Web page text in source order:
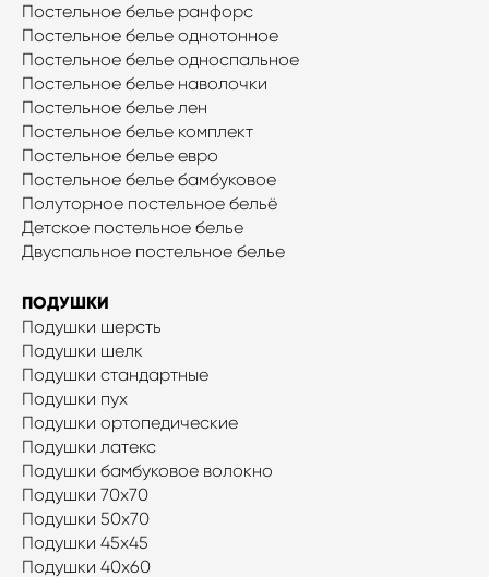
Постельное белье ранфорс
Постельное белье однотонное
Постельное белье односпальное
Постельное белье наволочки
Постельное белье лен
Постельное белье комплект
Постельное белье евро
Постельное белье бамбуковое
Полуторное постельное бельё
Детское постельное белье
Двуспальное постельное белье
ПОДУШКИ
Подушки шерсть
Подушки шелк
Подушки стандартные
Подушки пух
Подушки ортопедические
Подушки латекс
Подушки бамбуковое волокно
Подушки 70x70
Подушки 50x70
Подушки 45x45
Подушки 40х60